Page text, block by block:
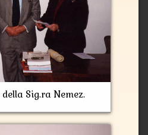
Sig.ra Nemez.